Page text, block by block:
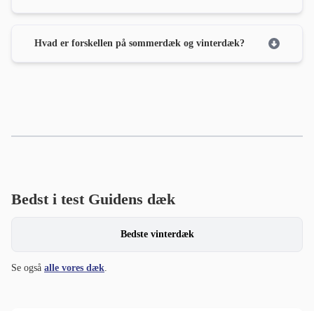
Hvad er forskellen på sommerdæk og vinterdæk?
Bedst i test Guidens dæk
Bedste vinterdæk
Se også alle vores dæk